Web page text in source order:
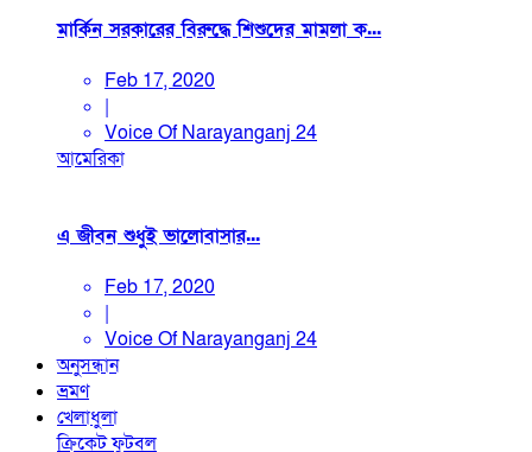
মার্কিন সরকারের বিরুদ্ধে শিশুদের মামলা ক...
Feb 17, 2020
|
Voice Of Narayanganj 24
আমেরিকা
এ জীবন শুধুই ভালোবাসার...
Feb 17, 2020
|
Voice Of Narayanganj 24
অনুসন্ধান
ভ্রমণ
খেলাধুলা
ক্রিকেটফুটবল